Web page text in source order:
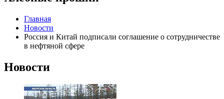
Главная
Новости
Россия и Китай подписали соглашение о сотрудничестве
в нефтяной сфере
Новости